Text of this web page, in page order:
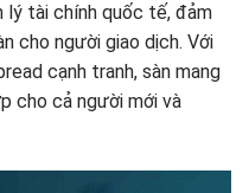
lý tài chính quốc tế, đảm
cho người giao dịch. Với
cạnh tranh, sàn mang
cho cả người mới và